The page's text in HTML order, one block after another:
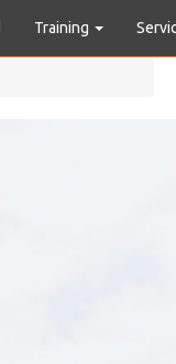
Training